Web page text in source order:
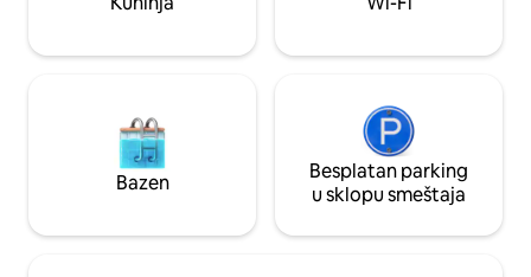
prevoz od
Bazen
Besplatan parking
u sklopu smeštaja